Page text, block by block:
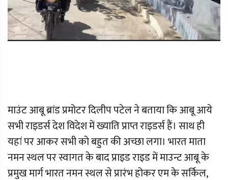
माउंट आबू ब्रांड प्रमोटर दिलीप पटेल ने बताया कि आबू आये
सभी राइडर्स देश विदेश में ख्याति प्राप्त राइडर्स हैं। साथ ही
यहां पर आकर सभी को बहुत की अच्छा लगा। भारत माता
नमन स्थल पर स्वागत के बाद प्राइड राइड में माउन्ट आबू के
प्रमुख मार्ग भारत नमन स्थल से प्रारंभ होकर एम के सर्किल,